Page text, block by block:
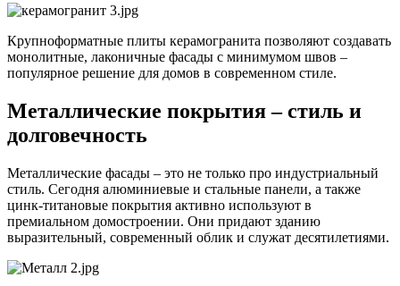
Крупноформатные плиты керамогранита позволяют создавать
монолитные, лаконичные фасады с минимумом швов –
популярное решение для домов в современном стиле.
Металлические покрытия – стиль и
долговечность
Металлические фасады – это не только про индустриальный
стиль. Сегодня алюминиевые и стальные панели, а также
цинк-титановые покрытия активно используют в
премиальном домостроении. Они придают зданию
выразительный, современный облик и служат десятилетиями.